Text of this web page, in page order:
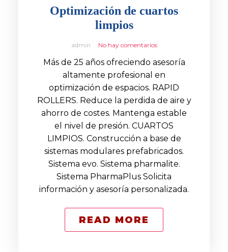
Optimización de cuartos
limpios
admin No hay comentarios
Más de 25 años ofreciendo asesoría
altamente profesional en
optimización de espacios. RAPID
ROLLERS. Reduce la perdida de aire y
ahorro de costes. Mantenga estable
el nivel de presión. CUARTOS
LIMPIOS. Construcción a base de
sistemas modulares prefabricados.
Sistema evo. Sistema pharmalite.
Sistema PharmaPlus Solicita
información y asesoría personalizada.
READ MORE